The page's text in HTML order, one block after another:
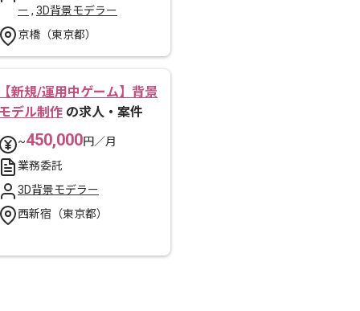
ー , 3D背景モデラー
京橋（東京都）
新規/運用中ゲーム】背景
デル制作 の求人・案件
~450,000円／月
業務委託
3D背景モデラー
西新宿（東京都）